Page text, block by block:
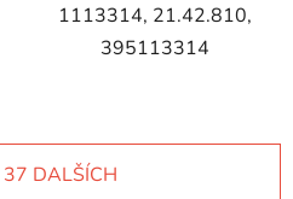
1113314, 21.42.810,
395113314
DALŠÍCH